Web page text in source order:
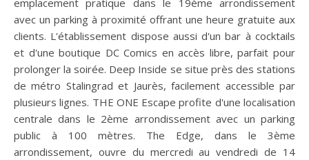
avec un parking à proximité offrant une heure gratuite aux
clients. L'établissement dispose aussi d'un bar à cocktails
et d'une boutique DC Comics en accès libre, parfait pour
prolonger la soirée. Deep Inside se situe près des stations
de métro Stalingrad et Jaurès, facilement accessible par
plusieurs lignes. THE ONE Escape profite d'une localisation
centrale dans le 2ème arrondissement avec un parking
public à 100 mètres. The Edge, dans le 3ème
arrondissement, ouvre du mercredi au vendredi de 14